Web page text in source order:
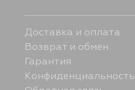
Доставка и оплата
Возврат и обмен
Гарантия
Конфиденциальность